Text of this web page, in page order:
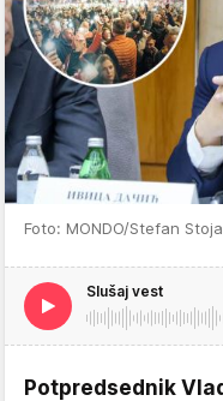
Foto: MONDO/Stefan
Slušaj vest
Potpredsednik